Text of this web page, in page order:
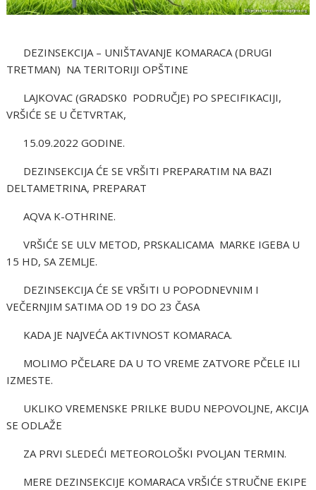
DEZINSEKCIJA – UNIŠTAVANJE KOMARACA (DRUGI
TRETMAN) NA TERITORIJI OPŠTINE
LAJKOVAC (GRADSK0 PODRUČJE) PO SPECIFIKACIJI,
VRŠIĆE SE U ČETVRTAK,
15.09.2022 GODINE.
DEZINSEKCIJA ĆE SE VRŠITI PREPARATIM NA BAZI
DELTAMETRINA, PREPARAT
AQVA K-OTHRINE.
VRŠIĆE SE ULV METOD, PRSKALICAMA MARKE IGEBA U
15 HD, SA ZEMLJE.
DEZINSEKCIJA ĆE SE VRŠITI U POPODNEVNIM I
VEČERNJIM SATIMA OD 19 DO 23 ČASA
KADA JE NAJVEĆA AKTIVNOST KOMARACA.
MOLIMO PČELARE DA U TO VREME ZATVORE PČELE ILI
IZMESTE.
UKLIKO VREMENSKE PRILKE BUDU NEPOVOLJNE, AKCIJA
SE ODLAŽE
ZA PRVI SLEDEĆI METEOROLOŠKI PVOLJAN TERMIN.
MERE DEZINSEKCIJE KOMARACA VRŠIĆE STRUČNE EKIPE